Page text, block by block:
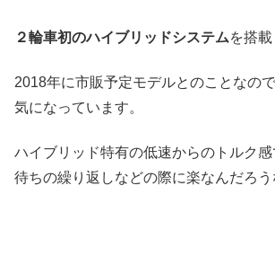
２輪車初のハイブリッドシステムを搭載
2018年に市販予定モデルとのことなの
気になっています。
ハイブリッド特有の低速からのトルク
待ちの繰り返しなどの際に楽なんだろう